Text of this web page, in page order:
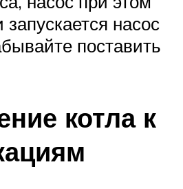
насос
поставить
котла к